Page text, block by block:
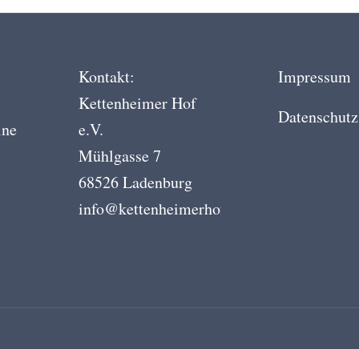
Kontakt:
Kettenheimer Hof
e.V.
Mühlgasse 7
68526 Ladenburg
info@kettenheimerhof.de
Impressum
Datenschutz